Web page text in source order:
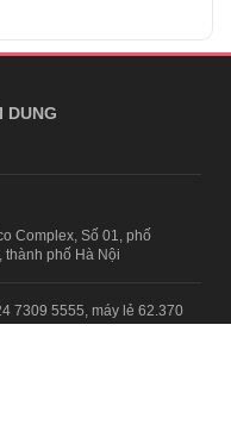
DUNG
Complex, Số 01, phố
phố Hà Nội
7309 5555, máy lẻ 62.370